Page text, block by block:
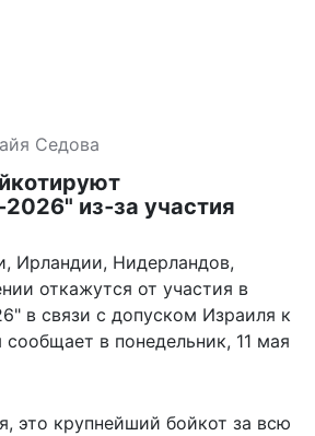
Седова
из‑за участия
Ирландии, Нидерландов,
откажутся от участия в
в связи с допуском Израиля к
в понедельник, 11 мая
это крупнейший бойкот за всю